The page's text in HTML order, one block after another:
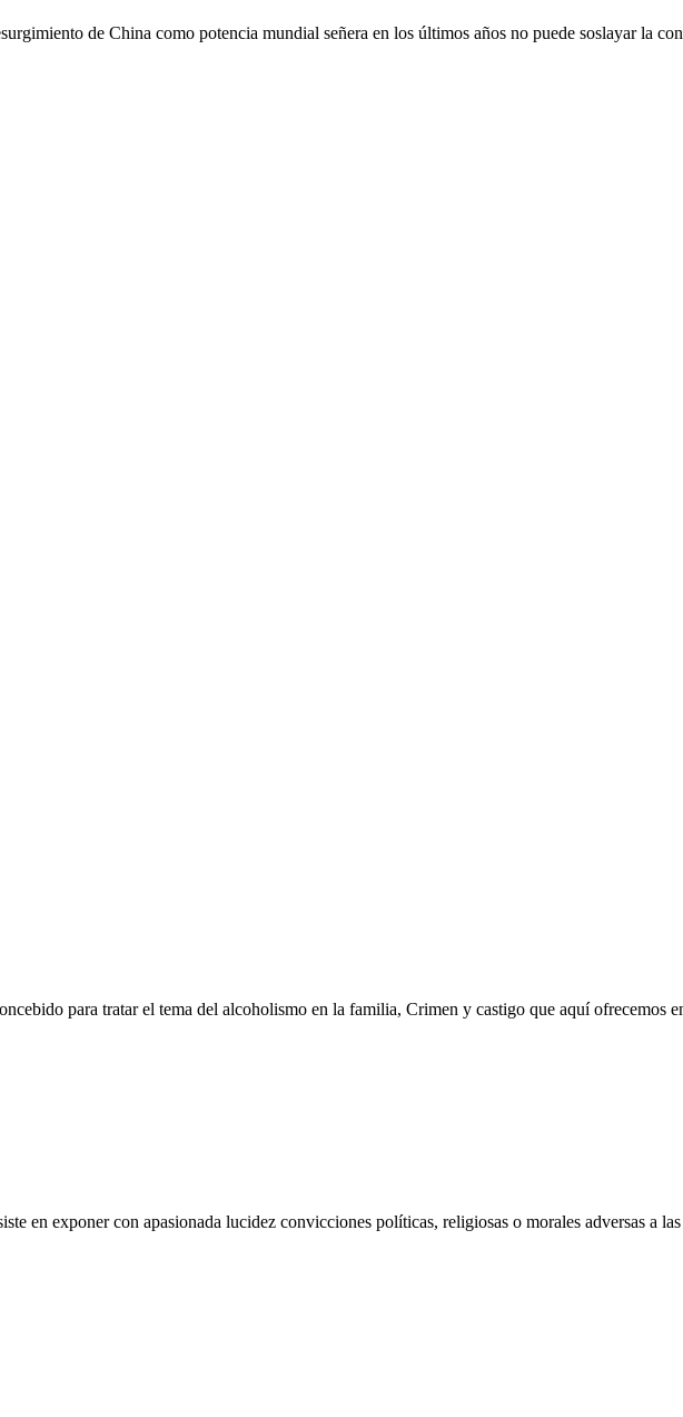
de China como potencia mundial señera en los últimos años no puede soslayar la
para tratar el tema del alcoholismo en la familia, Crimen y castigo que aquí ofrecemos
en exponer con apasionada lucidez convicciones políticas, religiosas o morales adversas a